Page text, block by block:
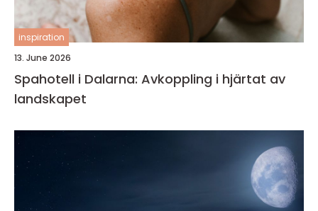
inspiration
13. June 2026
Spahotell i Dalarna: Avkoppling i hjärtat av
landskapet